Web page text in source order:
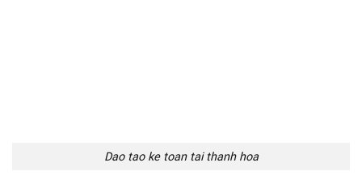
Dao tao ke toan tai thanh hoa